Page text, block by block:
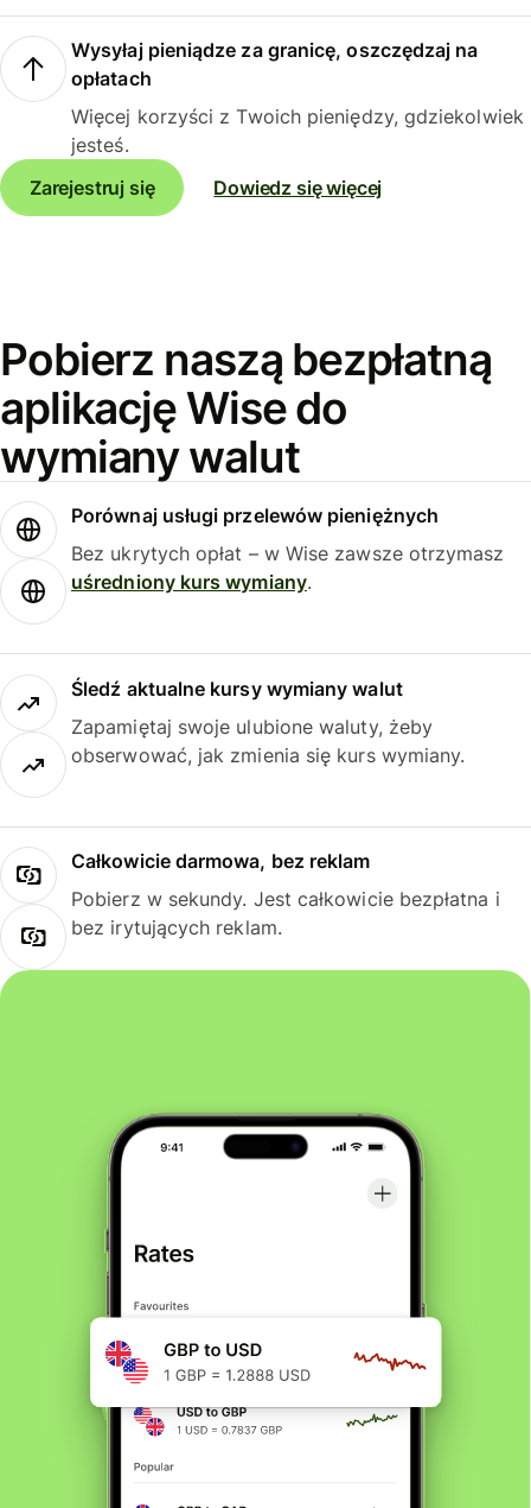
Wysyłaj pieniądze za granicę, oszczędzaj na
opłatach
Więcej korzyści z Twoich pieniędzy, gdziekolwiek
jesteś.
Zarejestruj się
Dowiedz się więcej
Pobierz naszą bezpłatną
aplikację Wise do
wymiany walut
Porównaj usługi przelewów pieniężnych
Bez ukrytych opłat – w Wise zawsze otrzymasz
uśredniony kurs wymiany.
Śledź aktualne kursy wymiany walut
Zapamiętaj swoje ulubione waluty, żeby
obserwować, jak zmienia się kurs wymiany.
Całkowicie darmowa, bez reklam
Pobierz w sekundy. Jest całkowicie bezpłatna i
bez irytujących reklam.